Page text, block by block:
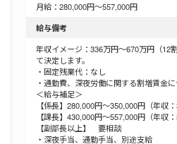
月給：280,000円～557,000円
給与備考
年収イメージ：336万円～670万円（
て決定します。
・固定残業代：なし
・通勤費、深夜労働に関する割増賃
＜給与補足＞
【係長】280,000円～350,000円（年収
【課長】430,000円～557,000円（年収
【副部長以上】 要相談
・深夜手当、通勤手当、別途支給